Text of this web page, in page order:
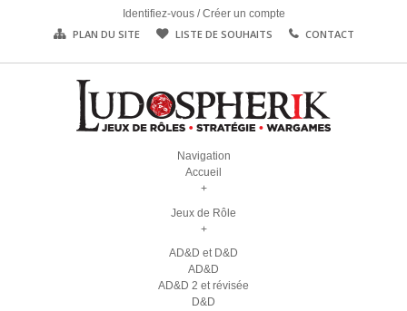
Identifiez-vous /Créer un compte
PLAN DU SITE LISTE DE SOUHAITS CONTACT
Navigation
Accueil
+
Jeux de Rôle
+
AD&D et D&D
AD&D
AD&D 2 et révisée
D&D